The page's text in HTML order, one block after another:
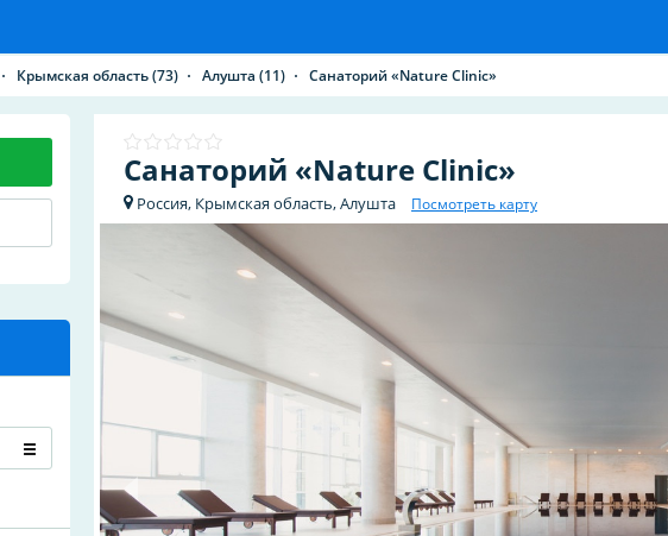
Крымская область(73) Алушта (11) Санаторий «Nature Clinic»
Санаторий «Nature Clinic»
Россия, Крымская область, Алушта Посмотреть карту